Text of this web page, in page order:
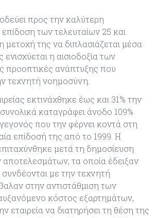
προς την καλύτερη
των τελευταίων 25 και
μετοχή της να διπλασιάζεται μέσα
η αισιοδοξία των
προοπτικές ανάπτυξης που
τεχνητή νοημοσύνη.
εκτινάχθηκε έως και 31% την
καταγράφει άνοδο 109%
που την φέρνει κοντά στη
επίδοσή της από το 1999. Η
μετά τη δημοσίευση
τα οποία έδειξαν
με την τεχνητή
στην αντιστάθμιση των
κόστος εξαρτημάτων,
εταιρεία να διατηρήσει τη θέση της